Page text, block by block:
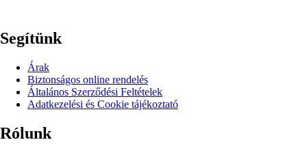
Segítünk
Árak
Biztonságos online rendelés
Általános Szerződési Feltételek
Adatkezelési és Cookie tájékoztató
Rólunk